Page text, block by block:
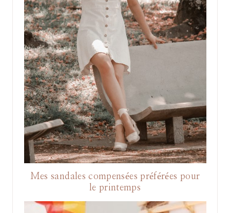
Mes sandales compensées préférées pour
le printemps